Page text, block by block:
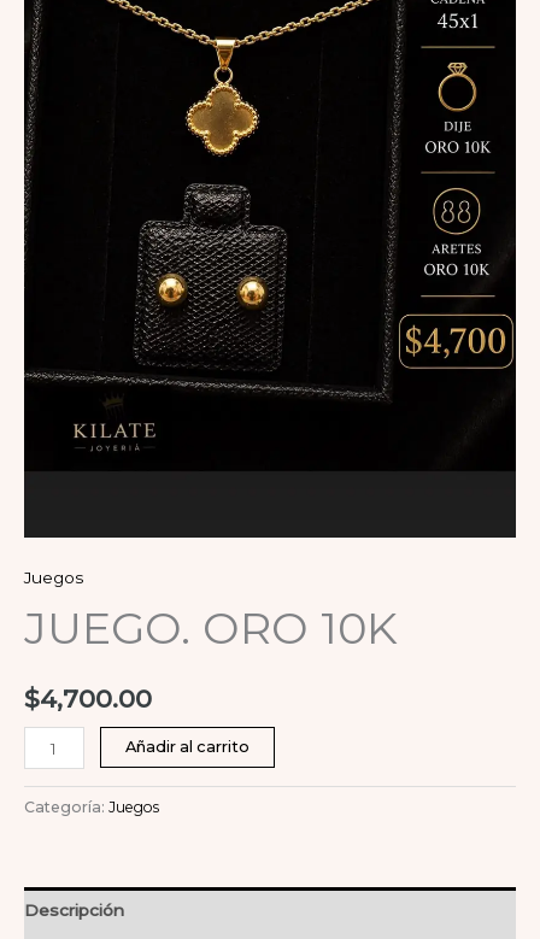
Juegos
JUEGO. ORO 10K
$4,700.00
Añadir al carrito
Categoría: Juegos
Descripción